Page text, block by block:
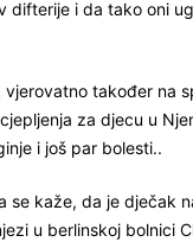
difterije i da tako oni
vjerovatno također na
za djecu u
i još par bolesti..
se kaže, da je dječak
u berlinskoj bolnici